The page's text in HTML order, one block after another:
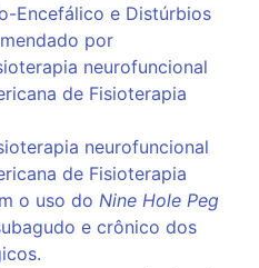
Encefálico e Distúrbios
por
neurofuncional
de Fisioterapia
neurofuncional
de Fisioterapia
o uso do Nine Hole Peg
e crônico dos